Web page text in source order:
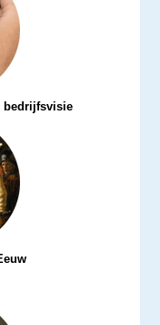
bedrijfsvisie